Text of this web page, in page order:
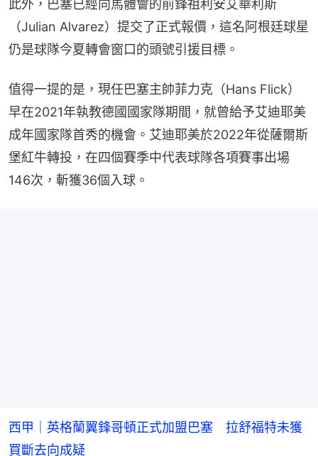
此外，巴塞已經向馬體會的前鋒祖利安艾華利斯
（Julian Alvarez）提交了正式報價，這名阿根廷球星
仍是球隊今夏轉會窗口的頭號引援目標。
值得一提的是，現任巴塞主帥菲力克（Hans Flick）
早在2021年執教德國國家隊期間，就曾給予艾迪耶美
成年國家隊首秀的機會。艾迪耶美於2022年從薩爾斯
堡紅牛轉投，在四個賽季中代表球隊各項賽事出場
146次，斬獲36個入球。
西甲｜英格蘭翼鋒哥頓正式加盟巴塞 拉舒福特未獲
買斷去向成疑